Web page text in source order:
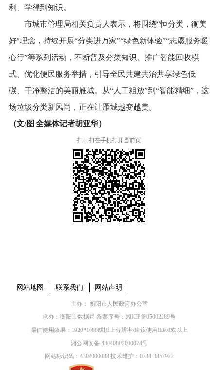
利、学得到知识。
市城市管理局相关负责人表示，将围绕“恒分类，衡美
好”理念，持续开展“分类进万家”“绿色新体验”“志愿服务暖
心行”等系列活动，不断普及分类知识、推广智能回收模
式、优化便民服务举措，引导全民共建共治共享绿色低
碳、干净整洁的美丽雁城。从“人工粗放”到“智能精细”，这
场垃圾分类新风尚，正在让雁城越变越美。
（文/图 全媒体记者胡亚华）
扫一扫在手机打开当前页
网站地图 联系我们 网站声明
主办： 衡阳市人民政府办公室
承办：衡阳市数据局 备案序号： 湘ICP备05002289号
最佳使用效果：1920*1080或以上分辨率/建议使用IE9.0或以上
湘公网安备 43040802000074号
网站标识码：4304000038 技术维护：0734-8857922